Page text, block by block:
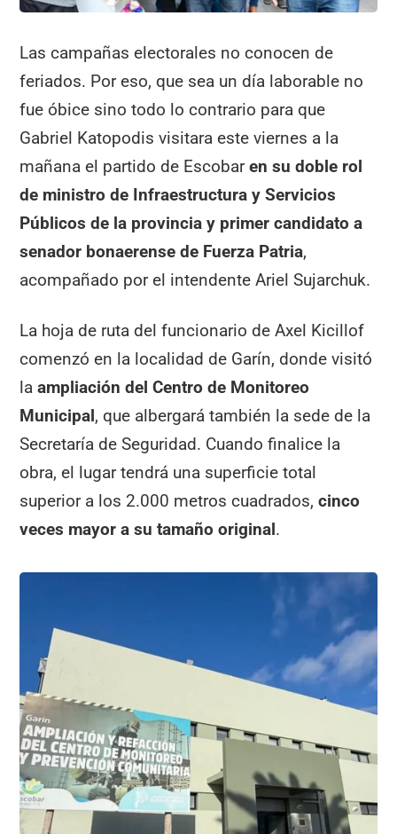
Las campañas electorales no conocen de
feriados. Por eso, que sea un día laborable no
fue óbice sino todo lo contrario para que
Gabriel Katopodis visitara este viernes a la
mañana el partido de Escobaren su doble rol
de ministro de Infraestructura y Servicios
Públicos de la provincia y primer candidato a
senador bonaerense de Fuerza Patria,
acompañado por el intendente Ariel Sujarchuk.
La hoja de ruta del funcionario de Axel Kicillof
comenzó en la localidad de Garín, donde visitó
laampliación del Centro de Monitoreo
Municipal, que albergará también la sede de la
Secretaría de Seguridad. Cuando finalice la
obra, el lugar tendrá una superficie total
superior a los 2.000 metros cuadrados,cinco
veces mayor a su tamaño original.